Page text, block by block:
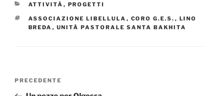
CATEGORIE
ATTIVITÀ , PROGETTI
TAG
ASSOCIAZIONE LIBELLULA , CORO G.E.S. , LINO
BREDA , UNITÀ PASTORALE SANTA BAKHITA
Navigazione
Articolo
precedente:
PRECEDENTE